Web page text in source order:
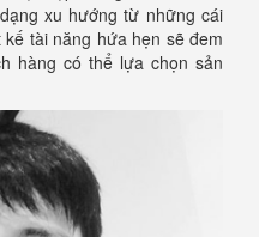
xu hướng từ những cái
tài năng hứa hẹn sẽ đem
hàng có thể lựa chọn sản